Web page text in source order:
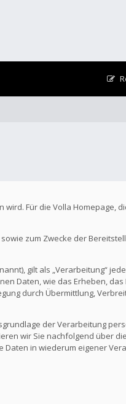
wird. Für die Volla Homepage,
zum Zwecke der
gilt als „Verarbeitung“
Daten, wie das Erheben,
durch Übermittlung,
der Verarbeitung
wir Sie nachfolgend über
in wiederum eigener